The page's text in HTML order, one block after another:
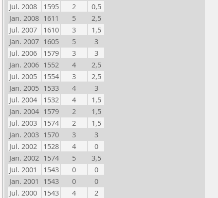
Jul. 2008
1595 2
0,5
Jan. 2008 1611 5
2,5
Jul. 2007
1610 3
1,5
Jan. 2007 1605 5
3
Jul. 2006
1579 3
3
Jan. 2006 1552 4
2,5
Jul. 2005
1554 3
2,5
Jan. 2005 1533 4
3
Jul. 2004
1532 4
1,5
Jan. 2004 1579 2
1,5
Jul. 2003
1574 2
1,5
Jan. 2003 1570 3
3
Jul. 2002
1528 4
0
Jan. 2002 1574 5
3,5
Jul. 2001
1543 0
0
Jan. 2001 1543 0
0
Jul. 2000
1543 4
2